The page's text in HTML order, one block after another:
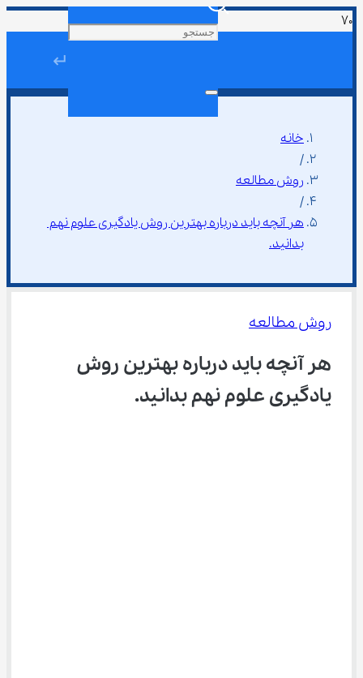
↵
خانه
/
روش مطالعه
/
هر آنچه باید درباره بهترین روش یادگیری علوم نهم
بدانید.
روش مطالعه
هر آنچه باید درباره بهترین روش
یادگیری علوم نهم بدانید.